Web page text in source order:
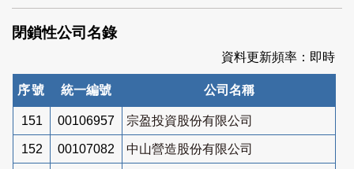
索
閉鎖性公司名錄
資料更新頻率：即時
序號 統一編號 公司名稱
151 00106957 宗盈投資股份有限公司
152 00107082 中山營造股份有限公司